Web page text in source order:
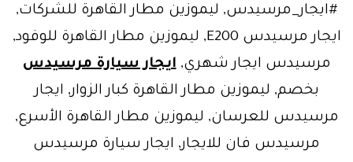
#ايجار_مرسيدس, ليموزين مطار القاهرة للشركات,
ايجار مرسيدس E200, ليموزين مطار القاهرة للوفود,
مرسيدس ايجار شهري,ايجار سيارة مرسيدس
بخصم, ليموزين مطار القاهرة كبار الزوار, ايجار
مرسيدس للعرسان, ليموزين مطار القاهرة الأسرع,
مرسيدس فان للايجار, ايجار سيارة مرسيدس